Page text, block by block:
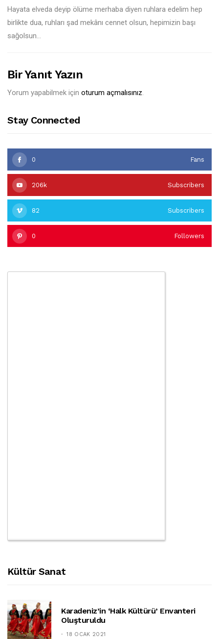
Hayata elveda deyip ölüme merhaba diyen ruhlara edelim hep
birlikte dua, ruhları şad mekânı cennet olsun, hepimizin başı
sağolsun…
Bir Yanıt Yazın
Yorum yapabilmek için oturum açmalısınız
Stay Connected
0 Fans
206k Subscribers
82 Subscribers
0 Followers
Kültür Sanat
Karadeniz’in ‘halk Kültürü’ Envanteri
Oluşturuldu
18 OCAK 2021